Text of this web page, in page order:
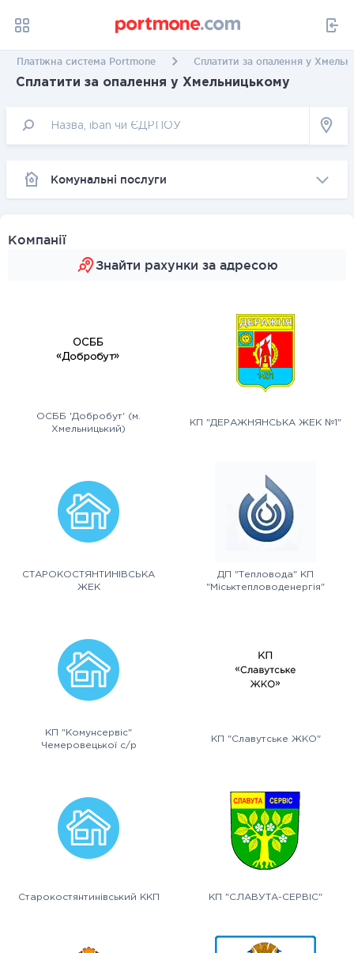
Платіжна система Portmone Сплатити за опалення у
Сплатити за опалення у Хмельницькому
Комунальні послуги
Компанії
Знайти рахунки за адресою
ОСББ 'Добробут' (м.
Хмельницький)
КП "ДЕРАЖНЯНСЬКА ЖЕК №1"
СТАРОКОСТЯНТИНІВСЬКА
ЖЕК
ДП "Тепловода" КП
"Міськтепловоденергія"
КП "Комунсервіс"
Чемеровецької с/р
КП "Славутське ЖКО"
Старокостянтинівський ККП КП "СЛАВУТА-СЕРВІС"